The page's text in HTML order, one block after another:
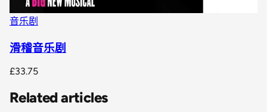
音乐剧
滑稽音乐剧
£33.75
Related articles